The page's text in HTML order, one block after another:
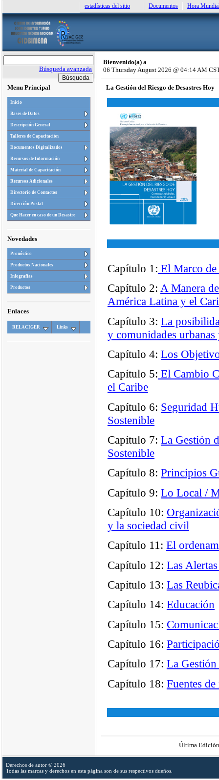
estadísticas del sitio Documentos Hora
Búsqueda avanzada
Menu Principal
Inicio
Bases de Datos
Descripción General
Talleres de Capacitación
Documentos Digitalizados
Recursos de Información
Material de Capacitación
Recursos Adicionales
Directorio de Contactos
Dirección Postal
Que Hacer en caso de un Desastre
Novedades
Pronóstico
Productos Nacionales
Infografias
Productos
Enlaces
RELACIGER Links
Bienvenido(a) a
06 Thursday August 2026 @ 04:14 AM
La Gestión del Riesgo de Desastres Hoy
Capítulo 1: El Marco
Capítulo 2: A Manera
América Latina y el
Capítulo 3: La
y comunidades urbanas
Capítulo 4: Los
Capítulo 5: El Cambio
el Caribe
Capítulo 6: Seguridad
Sostenible
Capítulo 7: La Gestión
Sostenible
Capítulo 8: Principios
Capítulo 9: Lo Local /
Capítulo 10:
y la sociedad civil
Capítulo 11: El
Capítulo 12: Las
Capítulo 13: Las
Capítulo 14: Educación
Capítulo 15:
Capítulo 16:
Capítulo 17: La
Capítulo 18: Fuentes
Última
Derechos de autor © 2026
Todas las marcas y derechos en esta página son de sus respectivos dueños.